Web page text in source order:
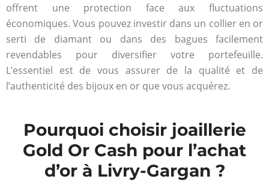
offrent une protection face aux fluctuations
économiques. Vous pouvez investir dans un collier en or
serti de diamant ou dans des bagues facilement
revendables pour diversifier votre portefeuille.
L’essentiel est de vous assurer de la qualité et de
l’authenticité des bijoux en or que vous acquérez.
Pourquoi choisir joaillerie
Gold Or Cash pour l’achat
d’or à Livry-Gargan ?